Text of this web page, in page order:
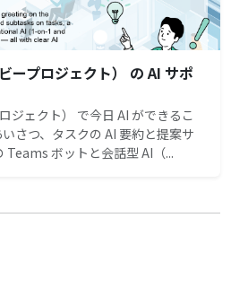
ープロジェクト） の AI サポ
ジェクト） で今日 AI ができるこ
さつ、タスクの AI 要約と提案サ
Teams ボットと会話型 AI（...